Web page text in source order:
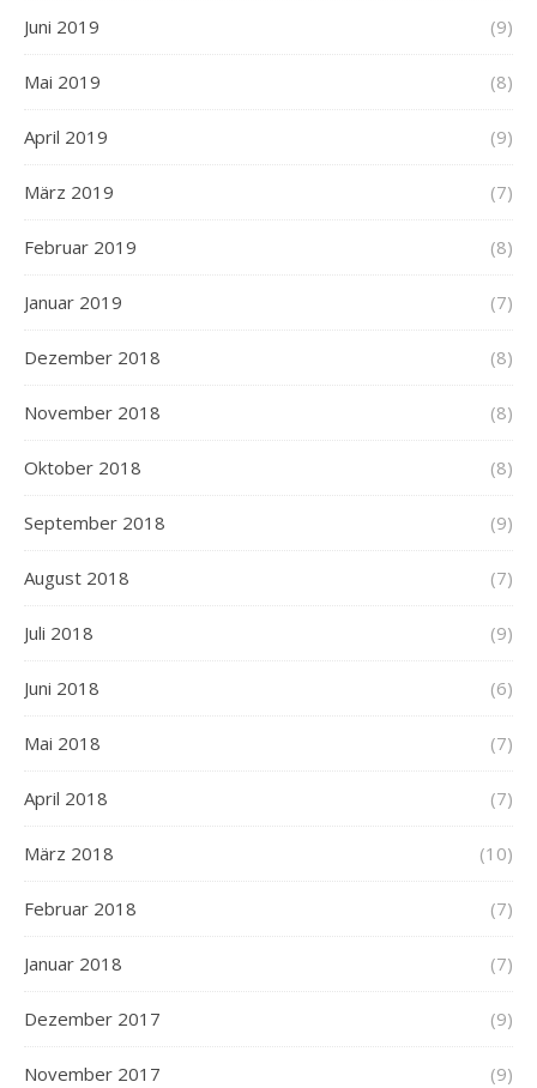
Juni 2019 (9)
Mai 2019 (8)
April 2019 (9)
März 2019 (7)
Februar 2019 (8)
Januar 2019 (7)
Dezember 2018 (8)
November 2018 (8)
Oktober 2018 (8)
September 2018 (9)
August 2018 (7)
Juli 2018 (9)
Juni 2018 (6)
Mai 2018 (7)
April 2018 (7)
März 2018 (10)
Februar 2018 (7)
Januar 2018 (7)
Dezember 2017 (9)
November 2017 (9)